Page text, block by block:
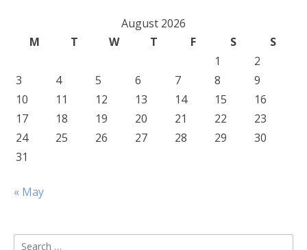
August 2026
M
T W T F S
S
1
2
3
4 5 6 7 8
9
10
11 12 13 14 15
16
17
18 19 20 21 22
23
24
25 26 27 28 29
30
31
« May
Search